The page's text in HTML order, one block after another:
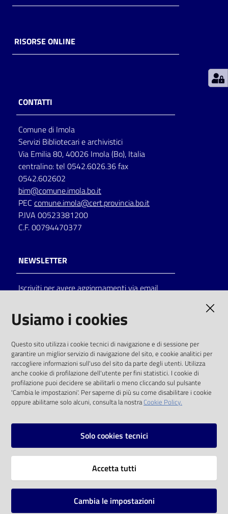
Decentrate
Seguici
su
on line
Eventi
Chiedi al
bibliotecario
Avvisi
RISORSE ONLINE
CONTATTI
Comune di Imola
Servizi Bibliotecari e archivistici
Via Emilia 80, 40026 Imola (Bo), Italia
centralino: tel 0542.6026.36 fax
0542.602602
bim@comune.imola.bo.it
PEC comune.imola@cert.provincia.bo.it
P.IVA 00523381200
C.F. 00794470377
NEWSLETTER
Iscriviti per avere aggiornamenti via email
solo alle condizioni previste dalla direttiva
comunitaria 2003/98/CE e dal d.lgs. 36/2006
SOCIAL
Instagram
Vai alla pagina
Usiamo i cookies
Questo sito utilizza i cookie tecnici di navigazione e di sessione per
garantire un miglior servizio di navigazione del sito, e cookie analitici per
raccogliere informazioni sull'uso del sito da parte degli utenti. Utilizza
anche cookie di profilazione dell'utente per fini statistici. I cookie di
profilazione puoi decidere se abilitarli o meno cliccando sul pulsante
'Cambia le impostazioni'. Per saperne di più su come disabilitare i cookie
oppure abilitarne solo alcuni, consulta la nostraCookie Policy.
Solo cookies tecnici
Accetta tutti
Cambia le impostazioni